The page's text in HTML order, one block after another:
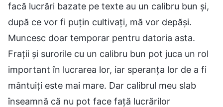
facă lucrări bazate pe texte au un calibru bun și,
după ce vor fi puțin cultivați, mă vor depăși.
Muncesc doar temporar pentru datoria asta.
Frații și surorile cu un calibru bun pot juca un rol
important în lucrarea lor, iar speranța lor de a fi
mântuiți este mai mare. Dar calibrul meu slab
înseamnă că nu pot face față lucrărilor